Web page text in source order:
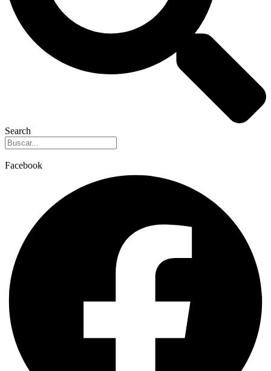
Search
Facebook